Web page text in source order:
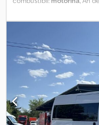
fabricație 2019, standard
ampatament 3450 mm,
sistem stereo standard,
km, revizie efectuată,
finanțare la sediu. Dedpfx